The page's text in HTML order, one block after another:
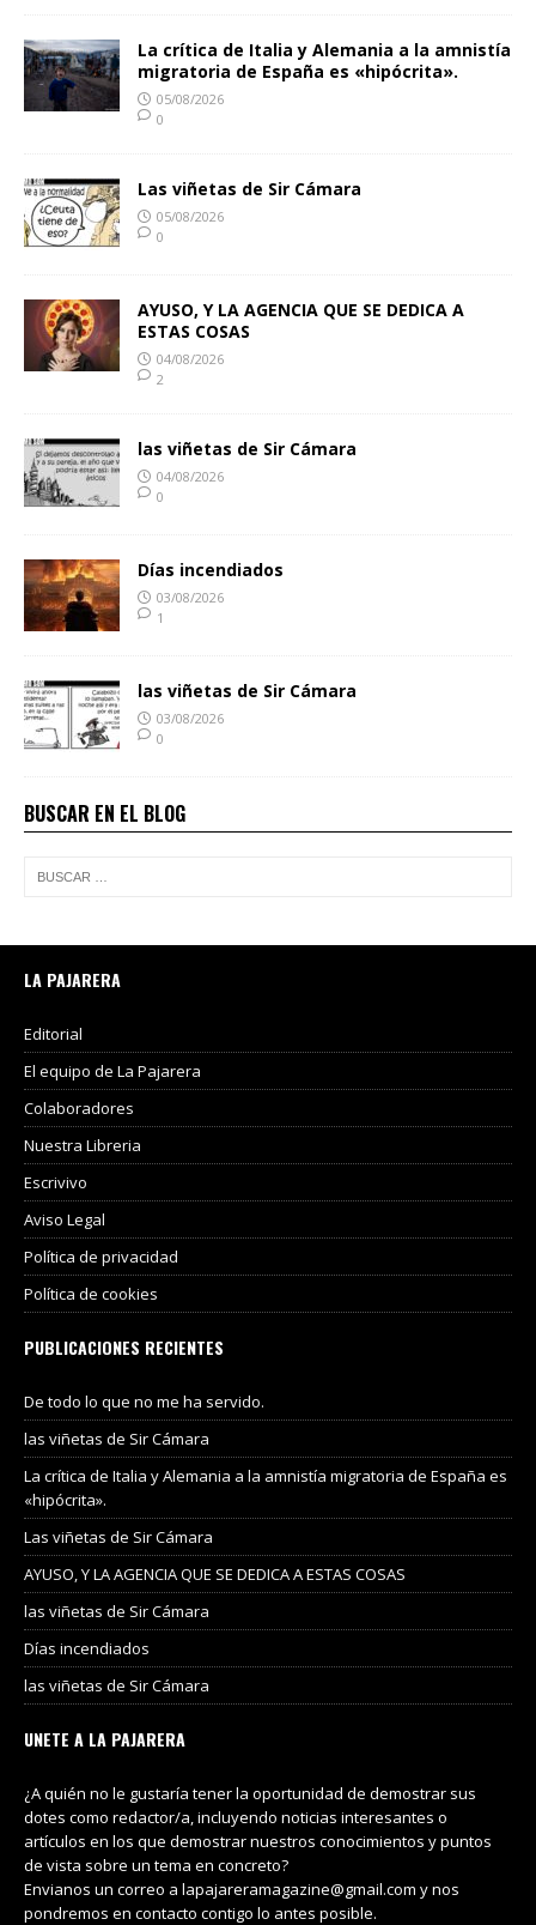
La crítica de Italia y Alemania a la amnistía
migratoria de España es «hipócrita».
05/08/2026
0
Las viñetas de Sir Cámara
05/08/2026
0
AYUSO, Y LA AGENCIA QUE SE DEDICA A
ESTAS COSAS
04/08/2026
2
las viñetas de Sir Cámara
04/08/2026
0
Días incendiados
03/08/2026
1
las viñetas de Sir Cámara
03/08/2026
0
BUSCAR EN EL BLOG
LA PAJARERA
Editorial
El equipo de La Pajarera
Colaboradores
Nuestra Libreria
Escrivivo
Aviso Legal
Política de privacidad
Política de cookies
PUBLICACIONES RECIENTES
De todo lo que no me ha servido.
las viñetas de Sir Cámara
La crítica de Italia y Alemania a la amnistía migratoria de España es
«hipócrita».
Las viñetas de Sir Cámara
AYUSO, Y LA AGENCIA QUE SE DEDICA A ESTAS COSAS
las viñetas de Sir Cámara
Días incendiados
las viñetas de Sir Cámara
UNETE A LA PAJARERA
¿A quién no le gustaría tener la oportunidad de demostrar sus
dotes como redactor/a, incluyendo noticias interesantes o
artículos en los que demostrar nuestros conocimientos y puntos
de vista sobre un tema en concreto?
Envianos un correo a lapajareramagazine@gmail.com y nos
pondremos en contacto contigo lo antes posible.